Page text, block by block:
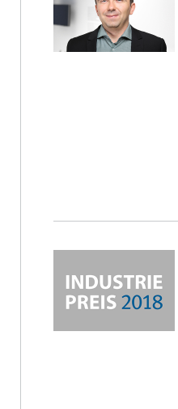
AI & Video
Photonische Komponenten &
Qualitätsmanagement
Forschungsfabrik
Leistungszentrum Digitale
90 Jahre HHI
Digitaler Zwilling
Sensorik
Quantentechnologien
InP und HF
2024
UNSERE STELLEN
WEITERE INFOS ZUM
KONTAKT